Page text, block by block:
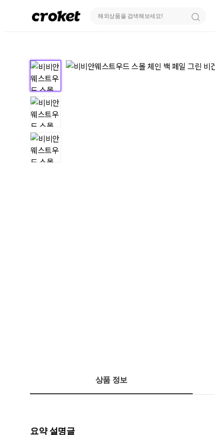
상품 정보
요약 설명글